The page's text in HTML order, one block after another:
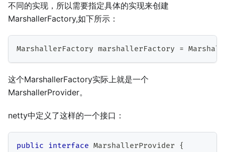
不同的实现，所以需要指定具体的实现来创建
MarshallerFactory,如下所示：
MarshallerFactory marshallerFactory =
这个MarshallerFactory实际上就是一个
MarshallerProvider。
netty中定义了这样的一个接口：
public interface MarshallerProvider {